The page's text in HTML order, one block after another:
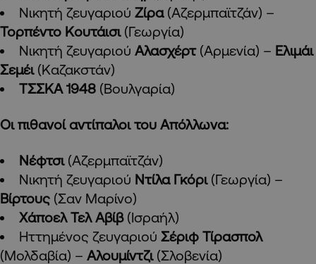
Νικητή ζευγαριού Ζίρα (Αζερμπαϊτζάν) –
Τορπέντο Κουτάισι(Γεωργία)
Νικητή ζευγαριού Αλασχέρτ(Αρμενία) – Ελιμάι
Σεμέι(Καζακστάν)
ΤΣΣΚΑ 1948 (Βουλγαρία)
Οι πιθανοί αντίπαλοι του Απόλλωνα:
Νέφτσι(Αζερμπαϊτζάν)
Νικητή ζευγαριού Ντίλα Γκόρι(Γεωργία) –
Βίρτους (Σαν Μαρίνο)
Χάποελ Τελ Αβίβ (Ισραήλ)
Ηττημένος ζευγαριού Σέριφ Τίρασπολ
(Μολδαβία) – Αλουμίντζι(Σλοβενία)